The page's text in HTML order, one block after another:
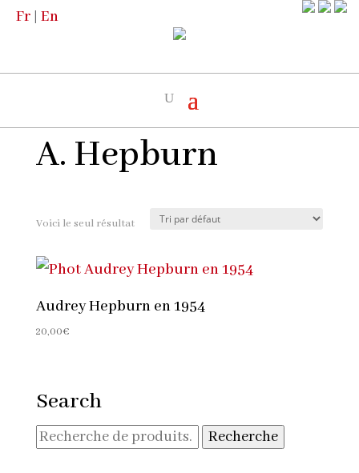
Fr | En
A. Hepburn
Voici le seul résultat
Audrey Hepburn en 1954
20,00€
Search
Recherche
Recherche